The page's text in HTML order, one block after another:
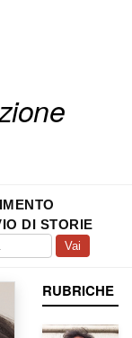
DI STORIE
Vai
RUBRICHE